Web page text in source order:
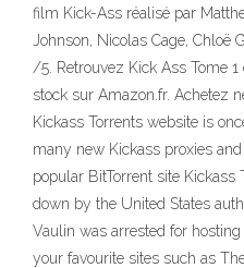
film Kick-Ass réalisé par
Johnson, Nicolas Cage, Chloë
/5. Retrouvez Kick Ass Tome
stock sur Amazon.fr. Achetez
Kickass Torrents website is
many new Kickass proxies
popular BitTorrent site Kickass
down by the United States
Vaulin was arrested for
your favourite sites such as